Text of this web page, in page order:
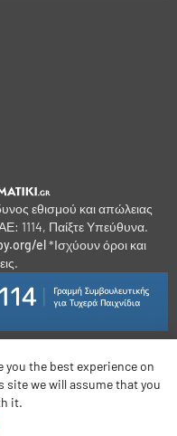
εθισμού και απώλειας
1114, Παίξτε Υπεύθυνα.
el*Ισχύουν όροι και
gratuits.com
you the best experience on
we will assume that you
it.